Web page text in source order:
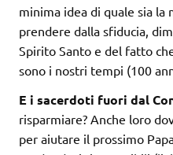
minima idea di quale sia
prendere dalla sfiducia,
Spirito Santo e del fatto
sono i nostri tempi (100
E i sacerdoti fuori dal
risparmiare? Anche loro
per aiutare il prossimo